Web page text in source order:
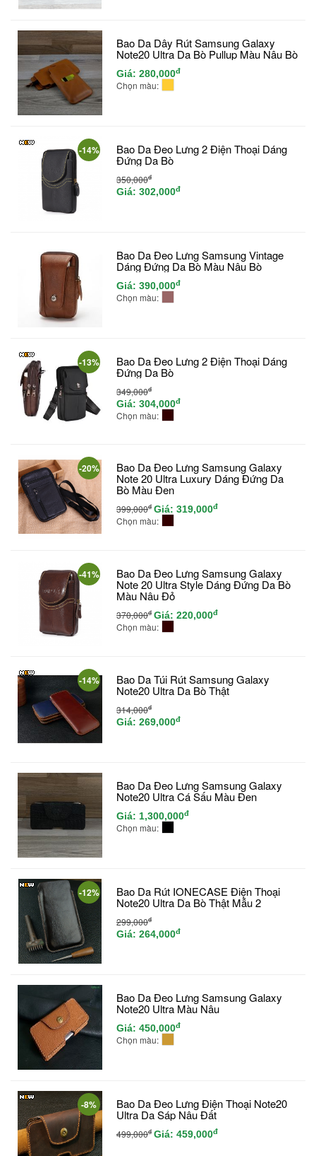
Bao Da Dây Rút Samsung Galaxy
Note20 Ultra Da Bò Pullup Màu Nâu Bò
Giá: 280,000đ
Chọn màu:
-14% Bao Da Đeo Lưng 2 Điện Thoại Dáng
Đứng Da Bò
350,000đ
Giá: 302,000đ
Bao Da Đeo Lưng Samsung Vintage
Dáng Đứng Da Bò Màu Nâu Bò
Giá: 390,000đ
Chọn màu:
-13% Bao Da Đeo Lưng 2 Điện Thoại Dáng
Đứng Da Bò
349,000đ
Giá: 304,000đ
Chọn màu:
-20% Bao Da Đeo Lưng Samsung Galaxy
Note 20 Ultra Luxury Dáng Đứng Da
Bò Màu Đen
399,000đ Giá: 319,000đ
Chọn màu:
-41% Bao Da Đeo Lưng Samsung Galaxy
Note 20 Ultra Style Dáng Đứng Da Bò
Màu Nâu Đỏ
370,000đ Giá: 220,000đ
Chọn màu:
-14% Bao Da Túi Rút Samsung Galaxy
Note20 Ultra Da Bò Thật
314,000đ
Giá: 269,000đ
Bao Da Đeo Lưng Samsung Galaxy
Note20 Ultra Cá Sấu Màu Đen
Giá: 1,300,000đ
Chọn màu:
-12% Bao Da Rút IONECASE Điện Thoại
Note20 Ultra Da Bò Thật Mẫu 2
299,000đ
Giá: 264,000đ
Bao Da Đeo Lưng Samsung Galaxy
Note20 Ultra Màu Nâu
Giá: 450,000đ
Chọn màu:
-8% Bao Da Đeo Lưng Điện Thoại Note20
Ultra Da Sáp Nâu Đất
499,000đ Giá: 459,000đ